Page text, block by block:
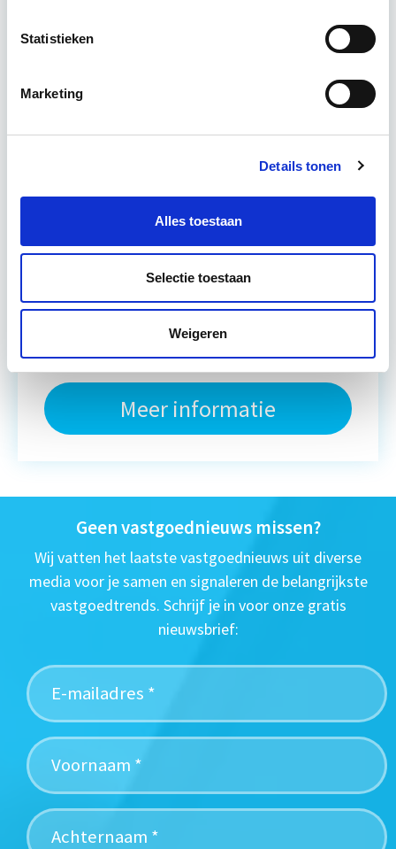
Statistieken
Marketing
Details tonen
Alles toestaan
Selectie toestaan
Weigeren
Leer hoe je problemen voorkomt én hoe je (helaas
zo goed mogelijk zelf kunt afhandelen. Klassikaal
14 lesdag(en)
Eerstvolgende startdatum
wo 16 sep 2026 - Utrecht of Online
Meer informatie
Geen vastgoednieuws missen?
Wij vatten het laatste vastgoednieuws uit diverse
media voor je samen en signaleren de belangrijkste
vastgoedtrends. Schrijf je in voor onze gratis
nieuwsbrief: